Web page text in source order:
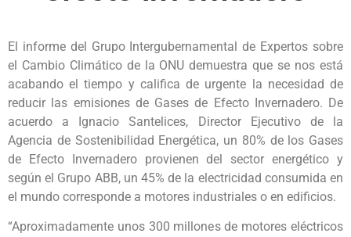
El informe del Grupo Intergubernamental de Expertos sobre
el Cambio Climático de la ONU demuestra que se nos está
acabando el tiempo y califica de urgente la necesidad de
reducir las emisiones de Gases de Efecto Invernadero. De
acuerdo a Ignacio Santelices, Director Ejecutivo de la
Agencia de Sostenibilidad Energética, un 80% de los Gases
de Efecto Invernadero provienen del sector energético y
según el Grupo ABB, un 45% de la electricidad consumida en
el mundo corresponde a motores industriales o en edificios.
“Aproximadamente unos 300 millones de motores eléctricos